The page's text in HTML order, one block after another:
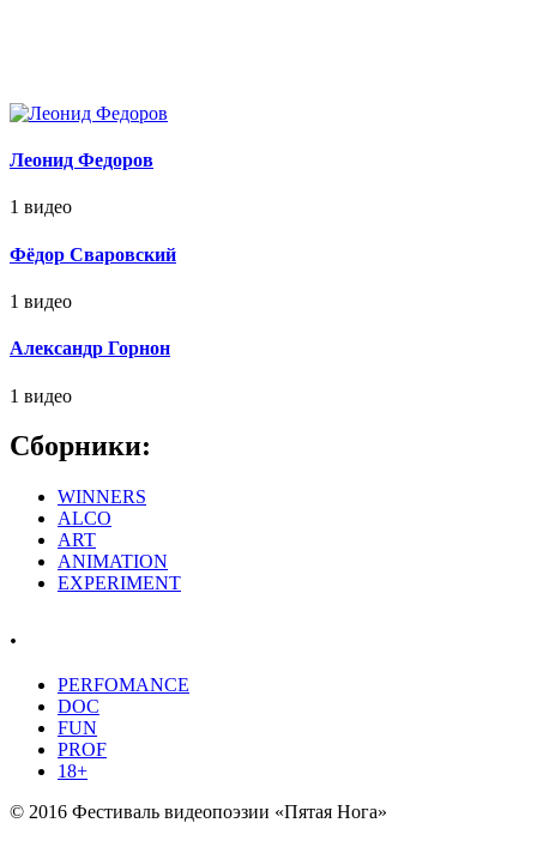
Леонид Федоров
1 видео
Фёдор Сваровский
1 видео
Александр Горнон
1 видео
Сборники:
WINNERS
ALCO
ART
ANIMATION
EXPERIMENT
.
PERFOMANCE
DOC
FUN
PROF
18+
© 2016 Фестиваль видеопоэзии «Пятая Нога»